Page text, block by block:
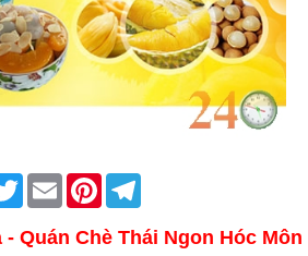
Twitter Email Pinterest
Quán Chè Thái Ngon Hóc Môn